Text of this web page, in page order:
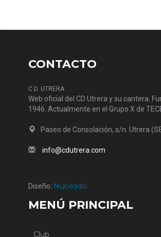
CONTACTO
C.D. UTRERA
Web oficial del CD Utrera y su cantera.
1946. Actualmente en el Grupo X de
Paseo de Consolación, s/n. Utrera
info@cdutrera.com
Diseño: Nubeado
MENÚ PRINCIPAL
Club